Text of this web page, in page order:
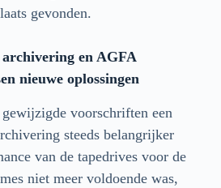
gevonden.
archivering en AGFA
nieuwe oplossingen
voorschriften een
steeds belangrijker
van de tapedrives voor de
niet meer voldoende was,